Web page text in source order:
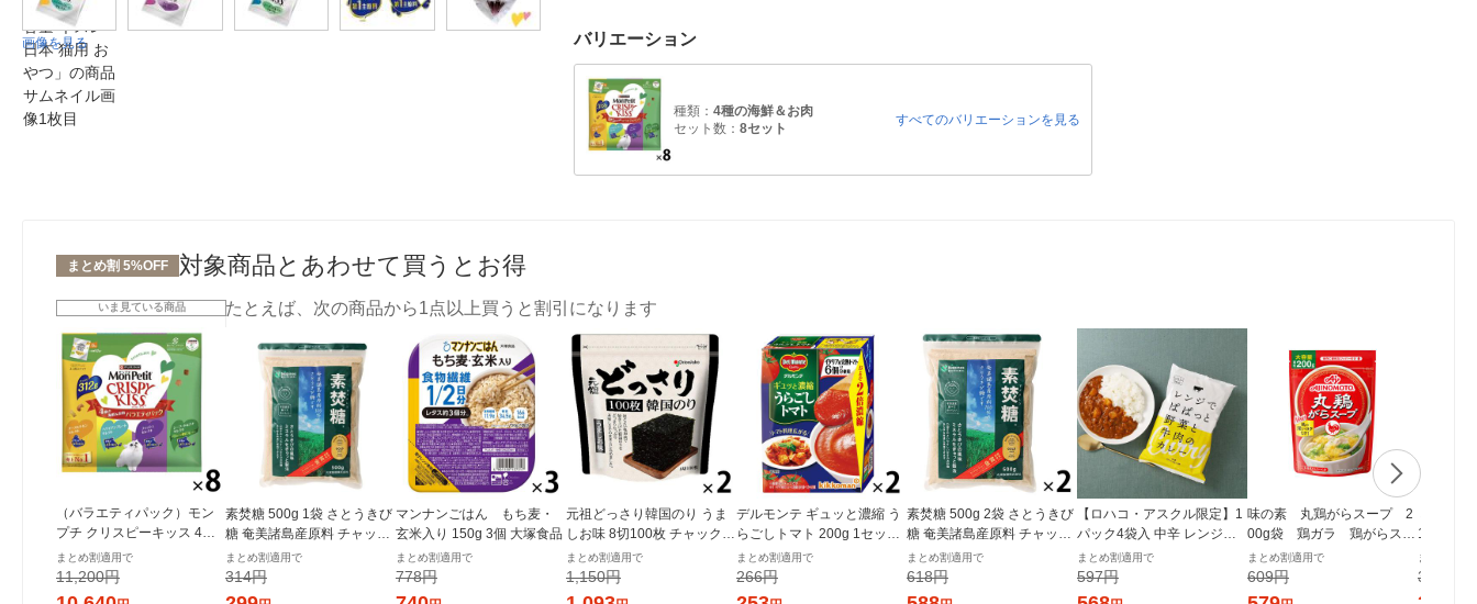
画像を見る バリエーション
種類： 4種の海鮮＆お肉
セット数： 8セット
すべてのバリエーションを見る
まとめ割 5%OFF 対象商品とあわせて買うとお得
いま見ている商品
（バラエティパック）モン
プチ クリスピーキッス 4種
の海鮮＆お肉 312g（6g×52
袋）8袋 大容量 ネスレ日本
まとめ割適用で
11,200円
たとえば、次の商品から1点以上買うと割引になります
素焚糖 500g 1袋 さとうきび
糖 奄美諸島産原料 チャック
まとめ割適用で
314円
マンナンごはん もち麦・
玄米入り 150g 3個 大塚食品
まとめ割適用で
778円
元祖どっさり韓国のり うま
しお味 8切100枚 チャック付
き 1セット（1個×2）オリオ
ンジャコー
まとめ割適用で
1,150円
デルモンテ ギュッと濃縮 う
らごしトマト 200g 1セット
（1個×2）キッコーマン 紙
パック
まとめ割適用で
266円
素焚糖 500g 2袋 さとうきび
糖 奄美諸島産原料 チャック
まとめ割適用で
618円
【ロハコ・アスクル限定】1
パック4袋入 中辛 レンジで
ぱぱっと野菜と牛肉のカレ
ー 180g 1個 オリジナル レト
ルト（イチオシ） オリジナ
まとめ割適用で
597円
味の素 丸鶏がらスープ 2
00g袋 鶏ガラ 鶏がらスー
プの素
まとめ割適用で
609円
1本 国産
まとめ割適
375円